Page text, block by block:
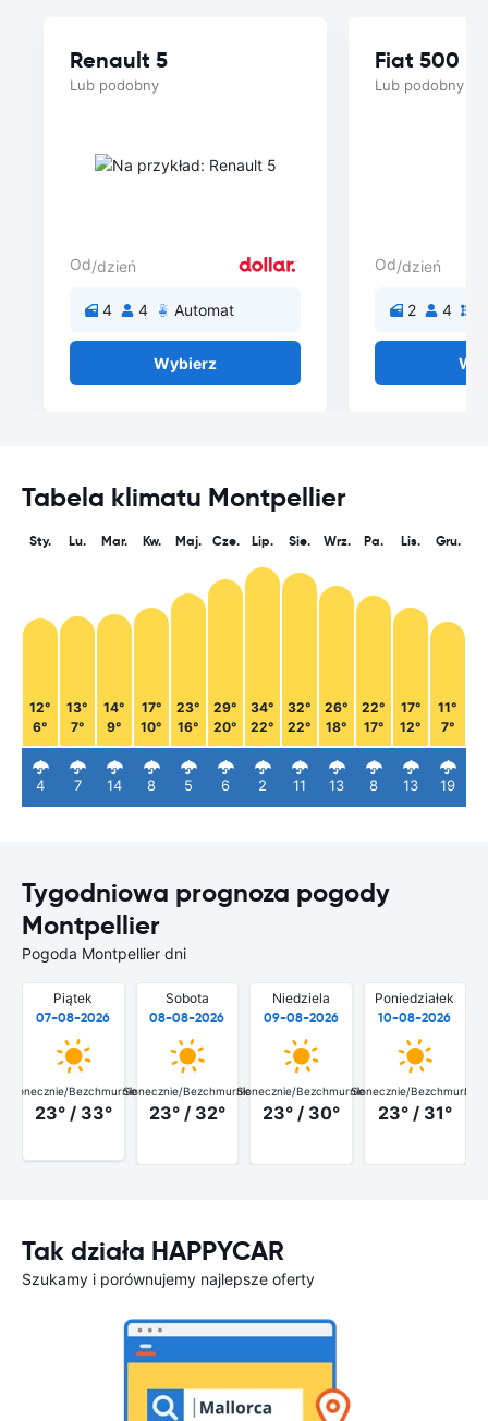
Renault 5
Lub podobny
Od/dzień
4 4 Automat
Wybierz
Fiat 500
Lub podobny
Od/dzień
2 4
Tabela klimatu Montpellier
Sty.
12°
6°
4
Lu.
13°
7°
7
Mar.
14°
9°
14
Kw.
17°
10°
8
Maj.
23°
16°
5
Cze.
29°
20°
6
Lip.
34°
22°
2
Sie.
32°
22°
11
Wrz.
26°
18°
13
Pa.
22°
17°
8
Lis.
17°
12°
13
Gru.
11°
7°
19
Tygodniowa prognoza pogody
Montpellier
Pogoda Montpellier dni
Piątek
07-08-2026
Słonecznie/Bezchmurnie
23° / 33°
Sobota
08-08-2026
Słonecznie/Bezchmurnie
23° / 32°
Niedziela
09-08-2026
Słonecznie/Bezchmurnie
23° / 30°
Poniedziałek
10-08-2026
Słonecznie/Bezchmurnie
23° / 31°
Tak działa HAPPYCAR
Szukamy i porównujemy najlepsze oferty